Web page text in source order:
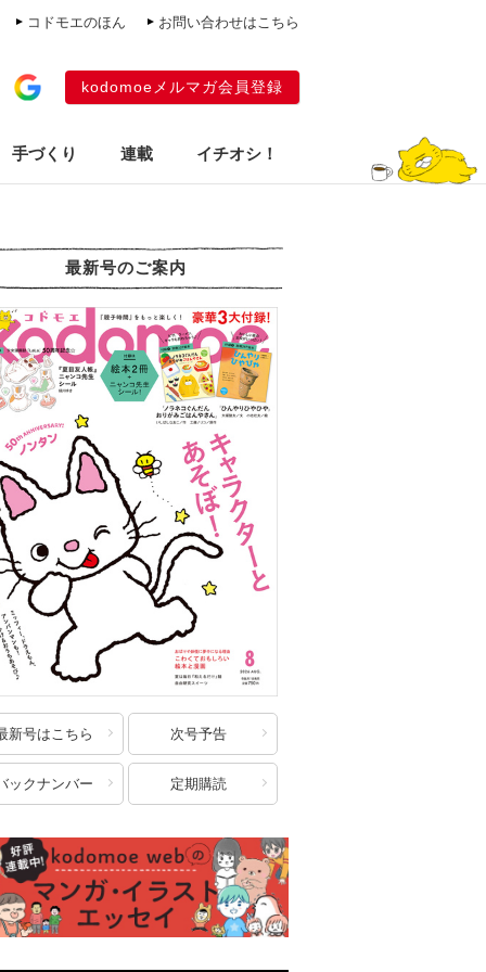
コドモエのほん お問い合わせはこちら
kodomoeメルマガ会員登録
手づくり 連載 イチオシ！
最新号のご案内
新号はこちら 次号予告
ックナンバー 定期購読